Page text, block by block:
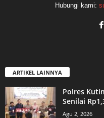
Hubungi kami:
ARTIKEL LAINNYA
Polres
Senilai
Agu 2, 2026